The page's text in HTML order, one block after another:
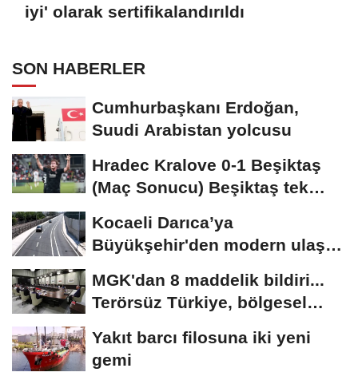
iyi' olarak sertifikalandırıldı
SON HABERLER
Cumhurbaşkanı Erdoğan,
Suudi Arabistan yolcusu
Hradec Kralove 0-1 Beşiktaş
(Maç Sonucu) Beşiktaş tek
Kocaeli Darıca’ya
Büyükşehir'den modern ulaşım
MGK'dan 8 maddelik bildiri...
Terörsüz Türkiye, bölgesel
Yakıt barcı filosuna iki yeni
gemi